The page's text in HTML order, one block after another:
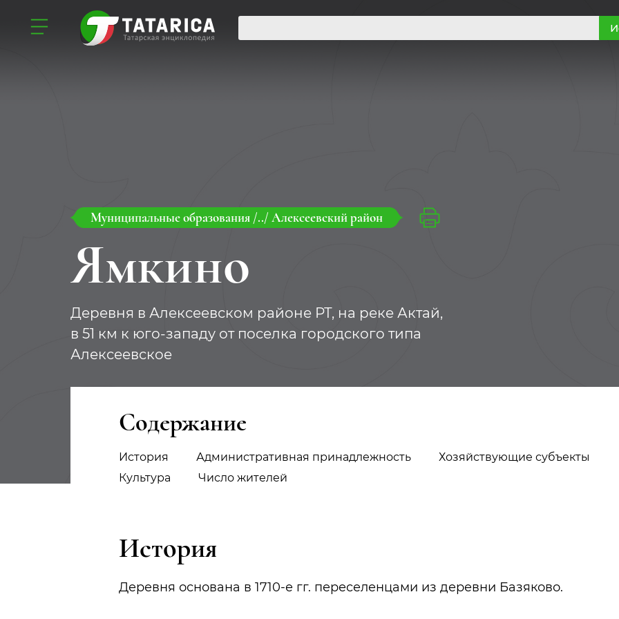
Муниципальные образования /../ Алексеевский район
Ямкино
Деревня в Алексеевском районе РТ, на реке Актай,
в 51 км к юго-западу от поселка городского типа
Алексеевское
Содержание
История Административная принадлежность
Хозяйствующие субъекты
Культура
Число жителей
История
Деревня основана в 1710-е гг. переселенцами из деревни Базяково.